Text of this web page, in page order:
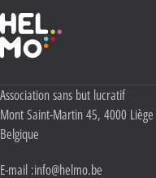
Haute École Libre Mosane
Adresse :
Association sans but lucratif
Mont Saint-Martin 45, 4000 Liège
Belgique
E-mail :info@helmo.be